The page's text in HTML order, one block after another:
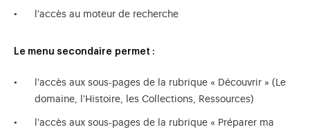
l'accès au moteur de recherche
Le menu secondaire permet :
l'accès aux sous-pages de la rubrique « Découvrir » (Le
domaine, l'Histoire, les Collections, Ressources)
l'accès aux sous-pages de la rubrique « Préparer ma